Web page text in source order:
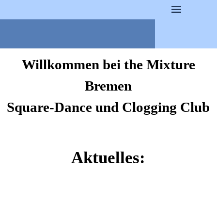
Willkommen bei the Mixture
Bremen
Square-Dance und Clogging Club
Aktuelles: